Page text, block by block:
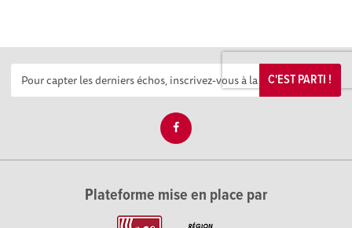
C'EST PARTI !
Plateforme mise en place par